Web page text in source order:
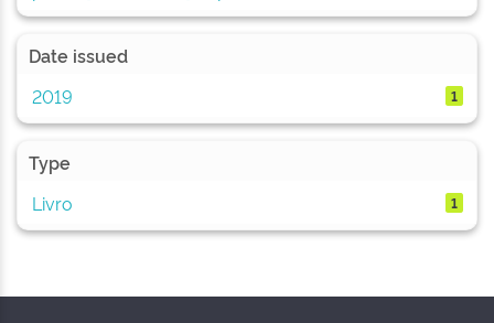
Date issued
2019
1
Type
Livro
1